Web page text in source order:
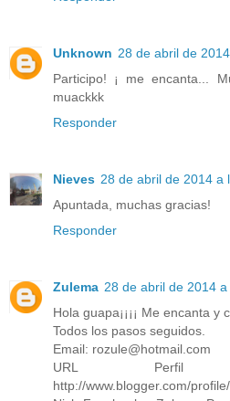
Unknown 28 de abril de
Participo! ¡ me encanta...
muackkk
Responder
Nieves 28 de abril de 2014 a
Apuntada, muchas gracias!
Responder
Zulema 28 de abril de 2014
Hola guapa¡¡¡¡ Me encanta y
Todos los pasos seguidos.
Email: rozule@hotmail.com
URL Perfil
http://www.blogger.com/